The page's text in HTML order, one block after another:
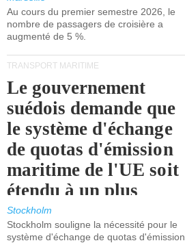
Au cours du premier semestre 2026, le
nombre de passagers de croisière a
augmenté de 5 %.
TRANSPORT MARITIME
Le gouvernement
suédois demande que
le système d'échange
de quotas d'émission
maritime de l'UE soit
étendu à un plus
grand nombre de
navires.
Stockholm
Stockholm souligne la nécessité pour le
système d'échange de quotas d'émission